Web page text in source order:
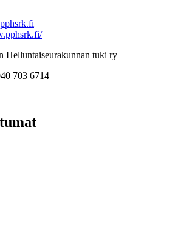
Helluntaiseurakunnan tuki ry
703 6714